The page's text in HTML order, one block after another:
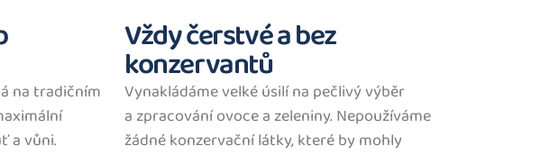
na tradičním
a vůni.
Vždy čerstvé a bez
konzervantů
Vynakládáme velké úsilí na pečlivý výběr
a zpracování ovoce a zeleniny. Nepoužíváme
žádné konzervační látky, které by mohly